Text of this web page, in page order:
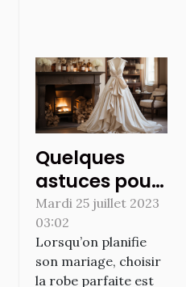
Quelques
astuces pour
bien choisir la
robe de
mariée de
vos rêves
Mardi 25 juillet 2023
03:02
Lorsqu’on planifie
son mariage, choisir
la robe parfaite est